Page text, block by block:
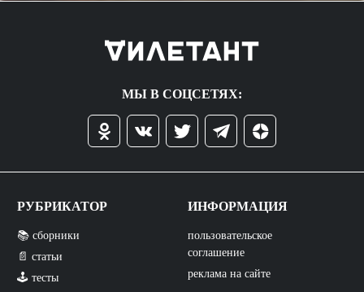
МЫ В СОЦСЕТЯХ:
РУБРИКАТОР
📚 сборники
📄 статьи
🕹️ тесты
ИНФОРМАЦИЯ
пользовательское
соглашение
реклама на сайте